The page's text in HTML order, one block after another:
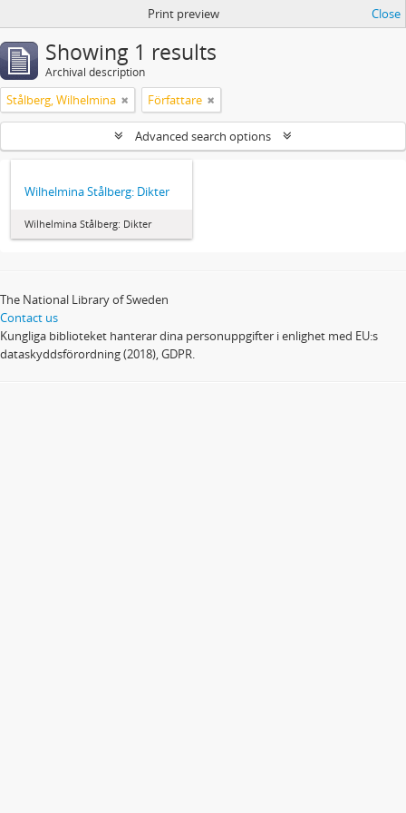
Print preview Close
Showing 1 results
Archival description
Stålberg, Wilhelmina Författare
Advanced search options
Wilhelmina Stålberg: Dikter
Wilhelmina Stålberg: Dikter
The National Library of Sweden
Contact us
Kungliga biblioteket hanterar dina personuppgifter i enlighet med EU:s
dataskyddsförordning (2018), GDPR.